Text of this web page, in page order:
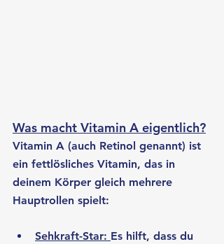
Was macht Vitamin A eigentlich?
Vitamin A (auch Retinol genannt) ist
ein fettlösliches Vitamin, das in
deinem Körper gleich mehrere
Hauptrollen spielt:
Sehkraft-Star: Es hilft, dass du